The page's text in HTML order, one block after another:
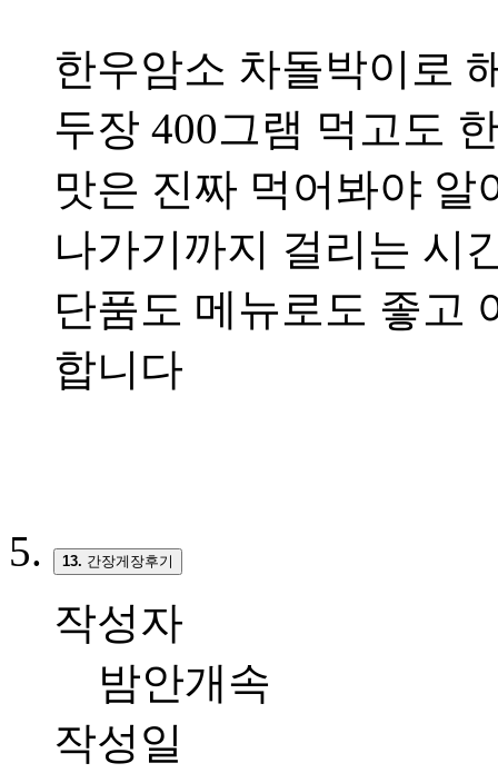
한우암소 차돌박이로
두장 400그램 먹고도
맛은 진짜 먹어봐야
나가기까지 걸리는 시
단품도 메뉴로도 좋고
합니다
13. 간장게장후기
작성자
밤안개속
작성일